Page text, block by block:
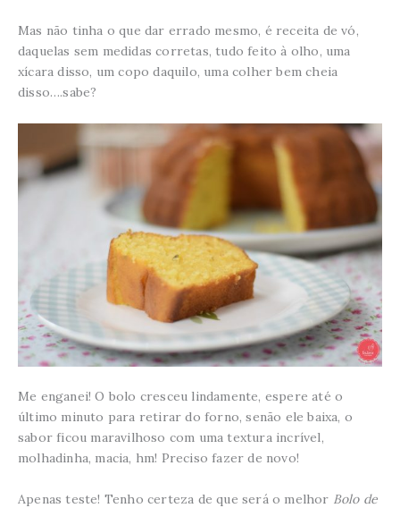
Mas não tinha o que dar errado mesmo, é receita de vó,
daquelas sem medidas corretas, tudo feito à olho, uma
xícara disso, um copo daquilo, uma colher bem cheia
disso….sabe?
Me enganei! O bolo cresceu lindamente, espere até o
último minuto para retirar do forno, senão ele baixa, o
sabor ficou maravilhoso com uma textura incrível,
molhadinha, macia, hm! Preciso fazer de novo!
Apenas teste! Tenho certeza de que será o melhor Bolo de